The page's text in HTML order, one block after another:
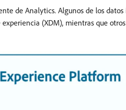
de Analytics. Algunos de los datos
(XDM), mientras que